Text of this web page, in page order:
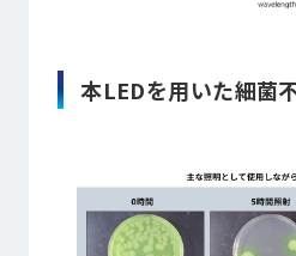
本LEDを用いた細菌